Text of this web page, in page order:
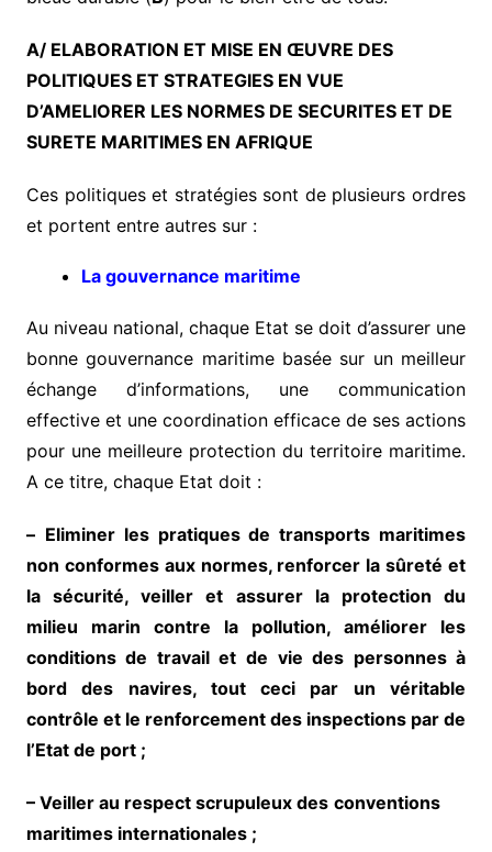
A/ ELABORATION ET MISE EN ŒUVRE DES
POLITIQUES ET STRATEGIES EN VUE
D’AMELIORER LES NORMES DE SECURITES ET DE
SURETE MARITIMES EN AFRIQUE
Ces politiques et stratégies sont de plusieurs ordres
et portent entre autres sur :
La gouvernance maritime
Au niveau national, chaque Etat se doit d’assurer une
bonne gouvernance maritime basée sur un meilleur
échange d’informations, une communication
effective et une coordination efficace de ses actions
pour une meilleure protection du territoire maritime.
A ce titre, chaque Etat doit :
– Eliminer les pratiques de transports maritimes
non conformes aux normes, renforcer la sûreté et
la sécurité, veiller et assurer la protection du
milieu marin contre la pollution, améliorer les
conditions de travail et de vie des personnes à
bord des navires, tout ceci par un véritable
contrôle et le renforcement des inspections par de
l’Etat de port ;
– Veiller au respect scrupuleux des conventions
maritimes internationales ;